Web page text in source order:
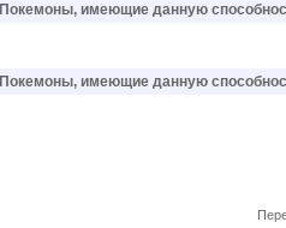
Покемоны, имеющие данную
Покемоны, имеющие данную